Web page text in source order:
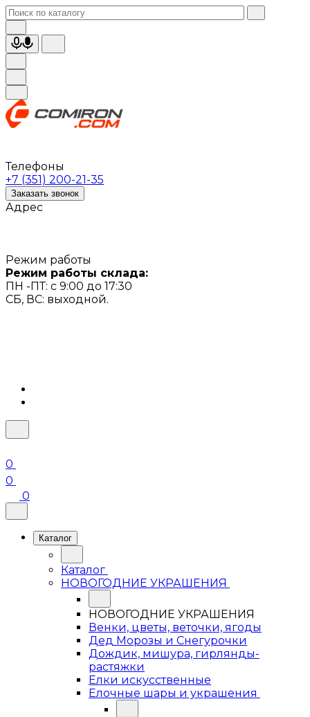
Телефоны
+7 (351) 200-21-35
Заказать звонок
Адрес
Режим работы
Режим работы склада:
ПН -ПТ: с 9:00 до 17:30
СБ, ВС: выходной.
0
0
0
Каталог
Каталог
НОВОГОДНИЕ УКРАШЕНИЯ
НОВОГОДНИЕ УКРАШЕНИЯ
Венки, цветы, веточки, ягоды
Дед Морозы и Снегурочки
Дождик, мишура, гирлянды-
растяжки
Елки искусственные
Елочные шары и украшения